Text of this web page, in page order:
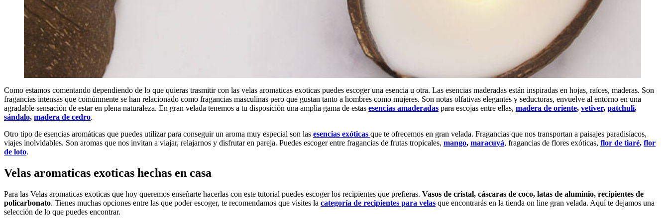
Como estamos comentando dependiendo de lo que quieras trasmitir con las velas aromaticas exoticas puedes escoger una esencia u otra. Las esencias maderadas están inspiradas en hojas, raíces, maderas. Son
fragancias intensas que comúnmente se han relacionado como fragancias masculinas pero que gustan tanto a hombres como mujeres. Son notas olfativas elegantes y seductoras, envuelve al entorno en una
agradable sensación de estar en plena naturaleza. En gran velada tenemos a tu disposición una amplia gama de estas esencias amaderadas para escojas entre ellas, madera de oriente, vetiver, patchuli,
sándalo, madera de cedro.
Otro tipo de esencias aromáticas que puedes utilizar para conseguir un aroma muy especial son las esencias exóticas que te ofrecemos en gran velada. Fragancias que nos transportan a paisajes paradisíacos,
viajes inolvidables. Son aromas que nos invitan a viajar, relajarnos y disfrutar en pareja. Puedes escoger entre fragancias de frutas tropicales, mango, maracuyá, fragancias de flores exóticas, flor de tiaré, flor
de loto.
Velas aromaticas exoticas hechas en casa
Para las Velas aromaticas exoticas que hoy queremos enseñarte hacerlas con este tutorial puedes escoger los recipientes que prefieras. Vasos de cristal, cáscaras de coco, latas de aluminio, recipientes de
policarbonato. Tienes muchas opciones entre las que poder escoger, te recomendamos que visites la categoría de recipientes para velas que encontrarás en la tienda on line gran velada. Aquí te dejamos una
selección de lo que puedes encontrar.